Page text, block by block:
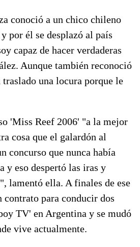
conoció a un chico chileno
por él se desplazó al país
capaz de hacer verdaderas
Aunque también reconoció
traslado una locura porque le
'Miss Reef 2006' "a la mejor
cosa que el galardón al
concurso que nunca había
y eso despertó las iras y
lamentó ella. A finales de ese
contrato para conducir dos
TV' en Argentina y se mudó
vive actualmente.